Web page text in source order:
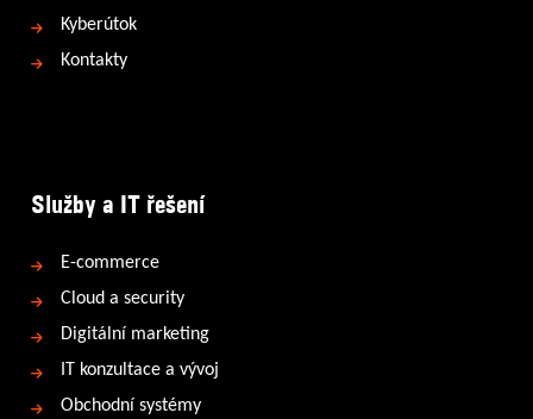
Kyberútok
Kontakty
Služby a IT řešení
E-commerce
Cloud a security
Digitální marketing
IT konzultace a vývoj
Obchodní systémy